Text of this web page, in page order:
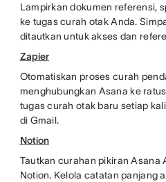
Lampirkan dokumen referensi,
ke tugas curah otak Anda.
ditautkan untuk akses dan
Zapier
Otomatiskan proses curah
menghubungkan Asana ke
tugas curah otak baru setiap
di Gmail.
Notion
Tautkan curahan pikiran Asana
Notion. Kelola catatan panjang